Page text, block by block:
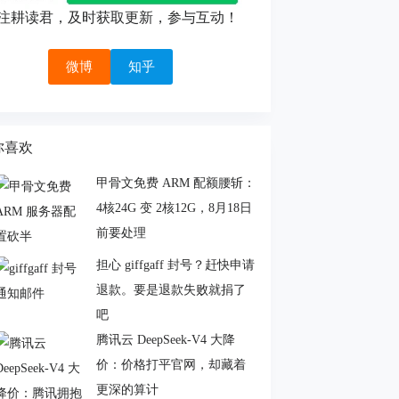
耕读君，及时获取更新，参与互动！
微博 知乎
喜欢
甲骨文免费 ARM 配额腰斩：
4核24G 变 2核12G，8月18日
前要处理
担心 giffgaff 封号？赶快申请
退款。要是退款失败就捐了
吧
腾讯云 DeepSeek-V4 大降
价：价格打平官网，却藏着
更深的算计